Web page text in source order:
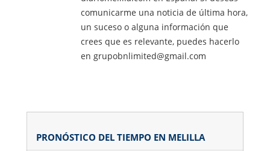
comunicarme una noticia de última hora,
un suceso o alguna información que
crees que es relevante, puedes hacerlo
en grupobnlimited@gmail.com
PRONÓSTICO DEL TIEMPO EN MELILLA